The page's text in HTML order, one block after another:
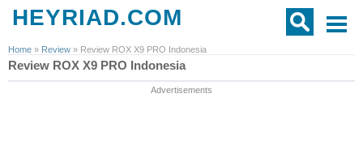
HEYRIAD.COM
Home » Review » Review ROX X9 PRO Indonesia
Review ROX X9 PRO Indonesia
Advertisements